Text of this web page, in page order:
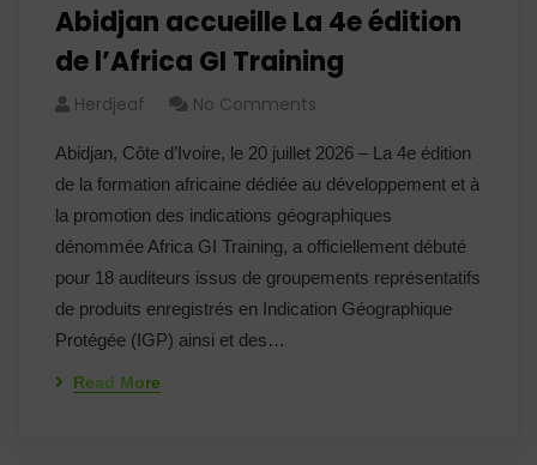
Abidjan accueille La 4e édition
de l’Africa GI Training
Herdjeaf No Comments
Abidjan, Côte d’Ivoire, le 20 juillet 2026 – La 4e édition
de la formation africaine dédiée au développement et à
la promotion des indications géographiques
dénommée Africa GI Training, a officiellement débuté
pour 18 auditeurs issus de groupements représentatifs
de produits enregistrés en Indication Géographique
Protégée (IGP) ainsi et des…
Read More